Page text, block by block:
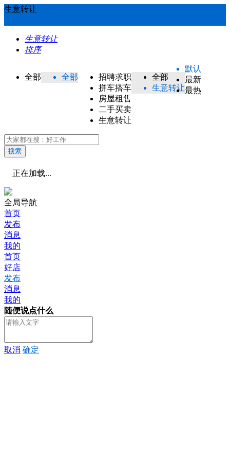
生意转让
生意转让
排序
全部 全部
招聘求职
拼车搭车
房屋租售
二手买卖
生意转让
全部
生意转让
默认
最新
最热
搜索
正在加载...
全局导航
首页
发布
消息
我的
首页
好店
发布
消息
我的
随便说点什么
取消 确定